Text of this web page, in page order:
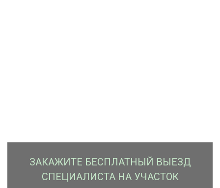
ЗАКАЖИTЕ БЕСПЛАТНЫЙ ВЫЕЗД
СПЕЦИАЛИСТА НА УЧАСТОК